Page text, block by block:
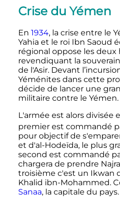
Crise du Yémen
En 1934, la crise entre le
Yahia et le roi Ibn Saoud
régional oppose les
revendiquant la
de l'Asir. Devant
Yéménites dans cette
décide de lancer une
militaire contre le Yémen.
L'armée est alors divisée
premier est commandé
pour objectif de
et d'al-Hodeïda, le plus
second est commandé
chargera de prendre
troisième c'est un Ikwan
Khalid ibn-Mohammed.
Sanaa, la capitale du pays.